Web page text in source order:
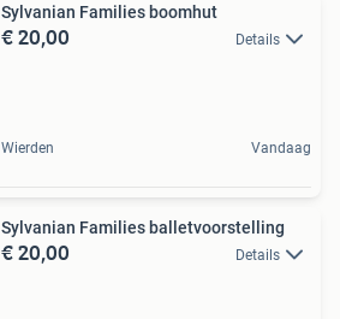
Sylvanian Families boomhut
€ 20,00 Details
Wierden Vandaag
Sylvanian Families balletvoorstelling
€ 20,00 Details